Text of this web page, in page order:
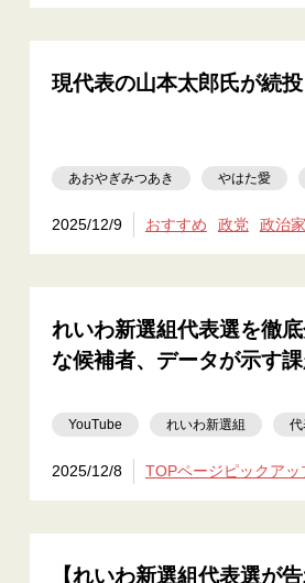
現代表の山本太郎氏が続
あおやぎみつあき やはた愛
2025/12/9 おすすめ 政党 政治家
れいわ新選組代表選を徹
な候補者、データが示す
YouTube れいわ新選組 代
2025/12/8 TOPページピックアッ
【れいわ新選組代表選が